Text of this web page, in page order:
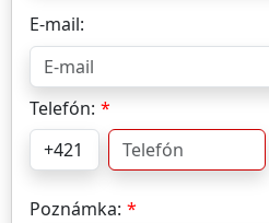
E-mail:
Telefón:
Poznámka: